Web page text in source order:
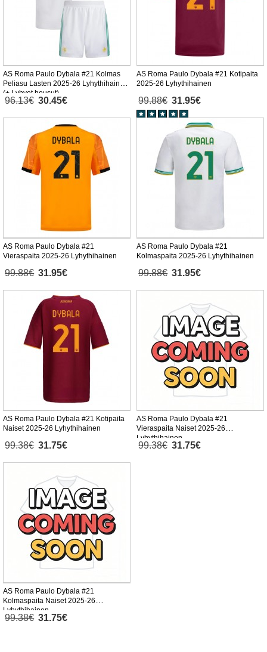
AS Roma Paulo Dybala #21 Kolmas
Peliasu Lasten 2025-26 Lyhythihainen
(+ Lyhyet housut)
96.13€ 30.45€
AS Roma Paulo Dybala #21 Kotipaita
2025-26 Lyhythihainen
99.88€ 31.95€
AS Roma Paulo Dybala #21
Vieraspaita 2025-26 Lyhythihainen
99.88€ 31.95€
AS Roma Paulo Dybala #21
Kolmaspaita 2025-26 Lyhythihainen
99.88€ 31.95€
AS Roma Paulo Dybala #21 Kotipaita
Naiset 2025-26 Lyhythihainen
99.38€ 31.75€
AS Roma Paulo Dybala #21
Vieraspaita Naiset 2025-26
Lyhythihainen
99.38€ 31.75€
AS Roma Paulo Dybala #21
Kolmaspaita Naiset 2025-26
Lyhythihainen
99.38€ 31.75€